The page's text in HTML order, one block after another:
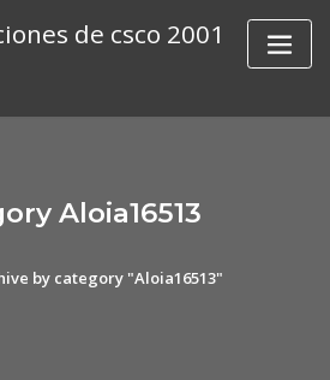
de csco 2001
Aloia16513
by category "Aloia16513"